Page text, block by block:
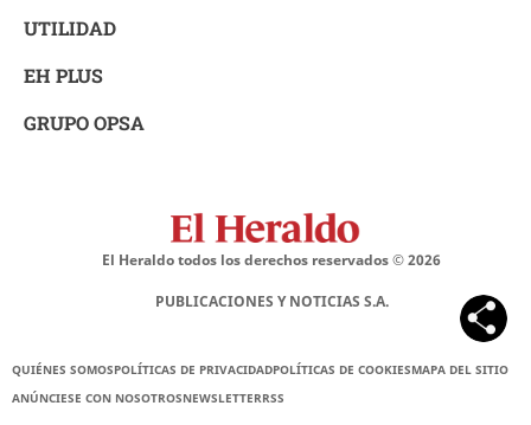
UTILIDAD
EH PLUS
GRUPO OPSA
El Heraldo todos los derechos reservados ©2026
PUBLICACIONES Y NOTICIAS S.A.
QUIÉNES SOMOSPOLÍTICAS DE PRIVACIDADPOLÍTICAS DE COOKIESMAPA DEL SITIO
ANÚNCIESE CON NOSOTROSNEWSLETTERRSS